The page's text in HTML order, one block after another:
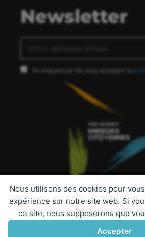
Nous utilisons des cookies pour
expérience sur notre site web. Si
ce site, nous supposerons que
Accepter
Contact
Newsletter
En cliquant sur Ok, vous acceptez la